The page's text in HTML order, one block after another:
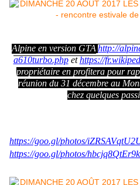
Alpine en version GTA http://
a610turbo.phpethttps://
propriétaire en profitera pour
réunion du 31 décembre au
chez quelques
https://goo.gl/photos/
https://goo.gl/photos/